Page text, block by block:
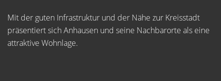
Mit der guten Infrastruktur und der Nähe zur Kreisstadt
präsentiert sich Anhausen und seine Nachbarorte als eine
attraktive Wohnlage.